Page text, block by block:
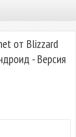
от Blizzard
- Версия